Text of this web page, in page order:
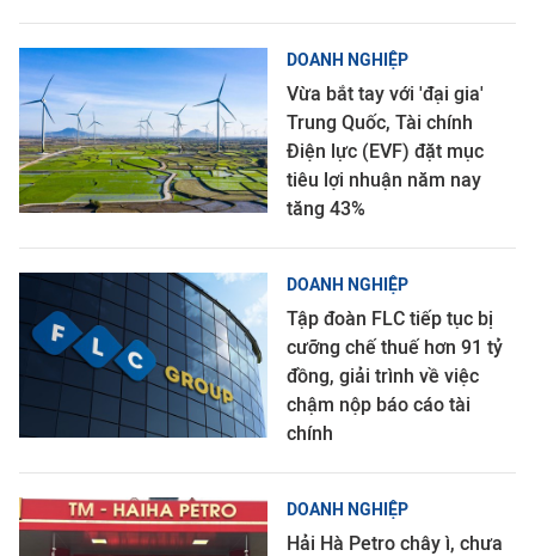
DOANH NGHIỆP
Vừa bắt tay với 'đại gia'
Trung Quốc, Tài chính
Điện lực (EVF) đặt mục
tiêu lợi nhuận năm nay
tăng 43%
DOANH NGHIỆP
Tập đoàn FLC tiếp tục bị
cưỡng chế thuế hơn 91 tỷ
đồng, giải trình về việc
chậm nộp báo cáo tài
chính
DOANH NGHIỆP
Hải Hà Petro chây ì, chưa